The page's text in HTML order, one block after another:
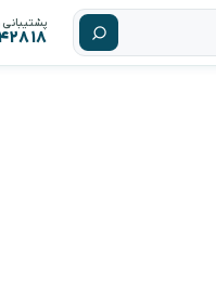
پشتیبانی
۴۲۸۱۸ -